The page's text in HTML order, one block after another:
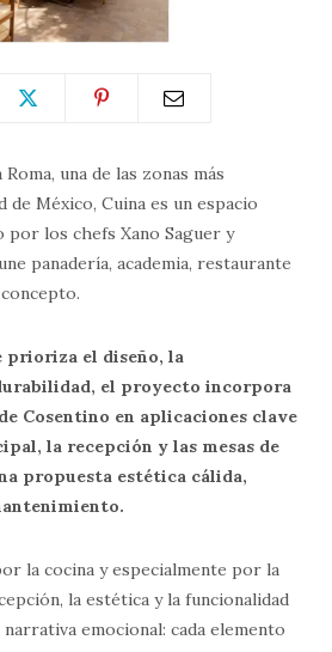
una de las zonas más
de México, Cuina es un espacio
los chefs Xano Saguer y
panadería, academia, restaurante
prioriza el diseño, la
el proyecto incorpora
Cosentino en aplicaciones clave
la recepción y las mesas de
propuesta estética cálida,
la cocina y especialmente por la
la estética y la funcionalidad
emocional: cada elemento